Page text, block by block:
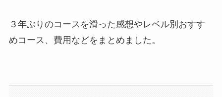
３年ぶりのコースを滑った感想やレベル別おすす
めコース、費用などをまとめました。